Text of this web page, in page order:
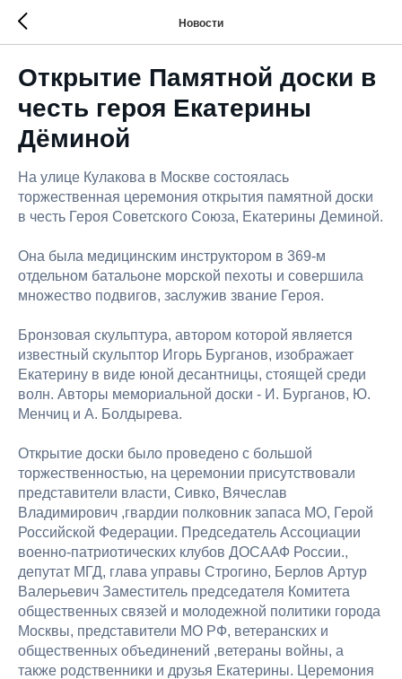
Новости
Открытие Памятной доски в
честь героя Екатерины
Дёминой
На улице Кулакова в Москве состоялась
торжественная церемония открытия памятной доски
в честь Героя Советского Союза, Екатерины Деминой.
Она была медицинским инструктором в 369-м
отдельном батальоне морской пехоты и совершила
множество подвигов, заслужив звание Героя.
Бронзовая скульптура, автором которой является
известный скульптор Игорь Бурганов, изображает
Екатерину в виде юной десантницы, стоящей среди
волн. Авторы мемориальной доски - И. Бурганов, Ю.
Менчиц и А. Болдырева.
Открытие доски было проведено с большой
торжественностью, на церемонии присутствовали
представители власти, Сивко, Вячеслав
Владимирович ,гвардии полковник запаса МО, Герой
Российской Федерации. Председатель Ассоциации
военно-патриотических клубов ДОСААФ России.,
депутат МГД, глава управы Строгино, Берлов Артур
Валерьевич Заместитель председателя Комитета
общественных связей и молодежной политики города
Москвы, представители МО РФ, ветеранских и
общественных объединений ,ветераны войны, а
также родственники и друзья Екатерины. Церемония